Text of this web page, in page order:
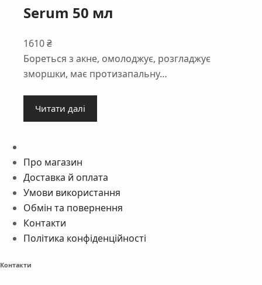
Serum 50 мл
1610₴
Бореться з акне, омолоджує, розгладжує
зморшки, має протизапальну…
Читати далі
Про магазин
Доставка й оплата
Умови використання
Обмін та повернення
Контакти
Політика конфіденційності
Контакти